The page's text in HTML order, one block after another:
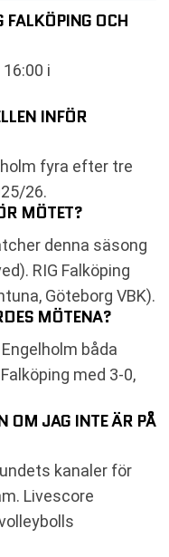
FALKÖPING OCH
i
INFÖR
fyra efter tre
26.
MÖTET?
denna säsong
RIG Falköping
Göteborg VBK).
MÖTENA?
båda
med 3-0,
OM JAG INTE ÄR PÅ
kanaler för
Livescore